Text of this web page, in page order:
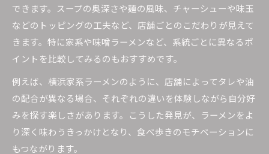
ラーメン吟味で得られる満足体験とは
できます。スープの奥深さや麺の風味、チャーシューや味玉
などのトッピングの工夫など、店舗ごとのこだわりが見えて
きます。特に家系や味噌ラーメンなど、系統ごとに異なるポ
イントを比較してみるのもおすすめです。
例えば、横浜家系ラーメンのように、店舗によってタレや油
の配合が異なる場合、それぞれの違いを体験しながら自分好
みを探す楽しさがあります。こうした発見が、ラーメンをよ
り深く味わうきっかけとなり、食べ歩きのモチベーションに
もつながります。